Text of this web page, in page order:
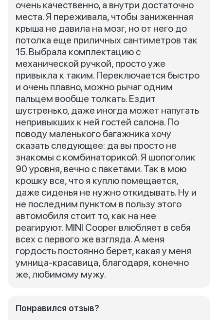
очень качественно, а внутри достаточно
места. Я переживала, чтобы заниженная
крыша не давила на мозг, но от него до
потолка еще приличных сантиметров так
15. Выбрала комплектацию с
механической ручкой, просто уже
привыкла к таким. Переключается быстро
и очень плавно, можно рычаг одним
пальцем вообще толкать. Ездит
шустренько, даже иногда может напугать
непривыкших к ней гостей салона. По
поводу маленького багажника хочу
сказать следующее: да вы просто не
знакомы с комбинаторикой. Я шопоголик
90 уровня, вечно с пакетами. Так в мою
крошку все, что я куплю помещается,
даже сиденья не нужно откидывать. Ну и
не последним пунктом в пользу этого
автомобиля стоит то, как на нее
реагируют. MINI Cooper влюбляет в себя
всех с первого же взгляда. А меня
гордость постоянно берет, какая у меня
умница-красавица, благодаря, конечно
же, любимому мужу.
Понравился отзыв?